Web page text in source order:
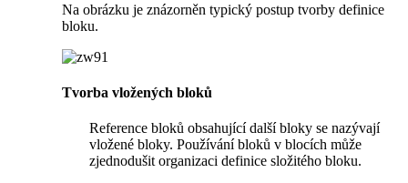
Na obrázku je znázorněn typický postup tvorby definice
bloku.
Tvorba vložených bloků
Reference bloků obsahující další bloky se nazývají
vložené bloky. Používání bloků v blocích může
zjednodušit organizaci definice složitého bloku.